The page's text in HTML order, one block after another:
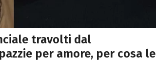
travolti dal
per amore, per cosa le